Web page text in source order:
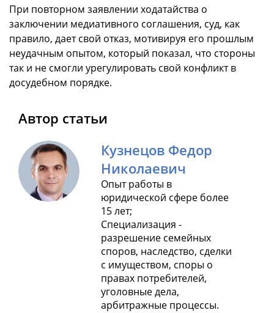
При повторном заявлении ходатайства о
заключении медиативного соглашения, суд, как
правило, дает свой отказ, мотивируя его прошлым
неудачным опытом, который показал, что стороны
так и не смогли урегулировать свой конфликт в
досудебном порядке.
Автор статьи
Кузнецов Федор
Николаевич
Опыт работы в
юридической сфере более
15 лет;
Специализация -
разрешение семейных
споров, наследство, сделки
с имуществом, споры о
правах потребителей,
уголовные дела,
арбитражные процессы.